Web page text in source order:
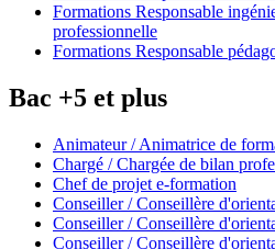
Formations Responsable
professionnelle
Formations Responsable
Bac +5 et plus
Animateur / Animatrice de
Chargé / Chargée de bilan
Chef de projet e-formation
Conseiller / Conseillère
Conseiller / Conseillère
Conseiller / Conseillère